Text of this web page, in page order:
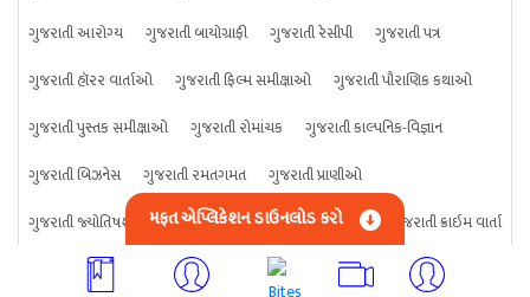
ગુજરાતી આરોગ્ય
ગુજરાતી બાયોગ્રાફી ગુજરાતી રેસીપી
ગુજરાતી પત્ર
ગુજરાતી હૉરર વાર્તાઓ
ગુજરાતી ફિલ્મ સમીક્ષાઓ
ગુજરાતી પૌરાણિક કથાઓ
ગુજરાતી પુસ્તક સમીક્ષાઓ
ગુજરાતી રોમાંચક
ગુજરાતી કાલ્પનિક-વિજ્ઞાન
ગુજરાતી બિઝનેસ
ગુજરાતી રમતગમત
ગુજરાતી પ્રાણીઓ
ગુજરાતી જ્યોતિષશાસ્ત્ર
ગુજરાતી વિજ્ઞાન ગુજરાતી કંઈપણ ગુજરાતી ક્રાઇમ વાર્તા
મફત એપ્લિકેશન ડાઉનલોડ કરો